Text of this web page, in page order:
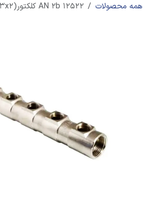
همه محصولات 12522 AN 2b کلکتور(3x2)